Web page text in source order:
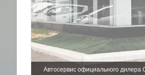
Автосервис официального дилера